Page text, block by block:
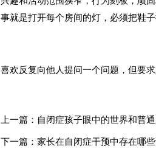
事就是打开每个房间的灯，必须把鞋
喜欢反复向他人提问一个问题，但要
上一篇：自闭症孩子眼中的世界和普
下一篇：家长在自闭症干预中存在哪